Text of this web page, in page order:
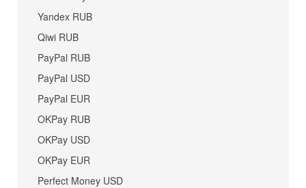
Yandex RUB
Qiwi RUB
PayPal RUB
PayPal USD
PayPal EUR
OKPay RUB
OKPay USD
OKPay EUR
Perfect Money USD